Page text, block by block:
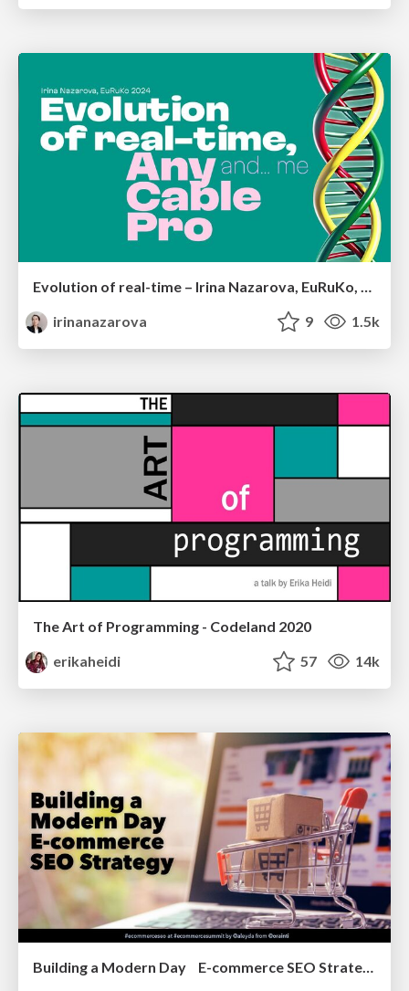
Evolution of real-time – Irina Nazarova, EuRuKo, 2024
irinanazarova
9 1.5k
The Art of Programming - Codeland 2020
erikaheidi
57 14k